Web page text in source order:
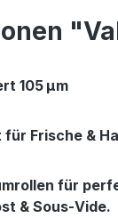
105 µm
für Frische &
für
& Sous‑Vide.